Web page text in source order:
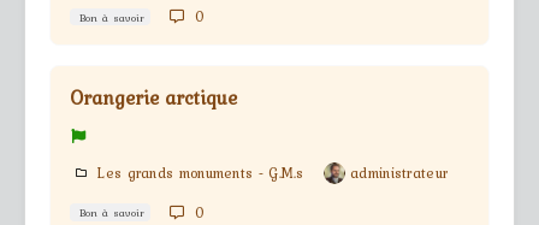
Bon à savoir 0
Orangerie arctique
Les grands monuments - G.M.s administrateur
Bon à savoir 0